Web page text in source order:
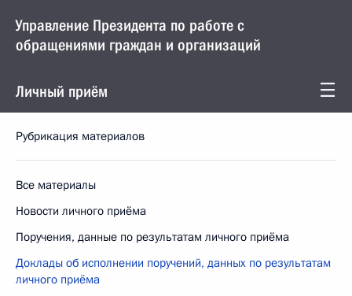
Управление Президента по работе с
обращениями граждан и организаций
Личный приём
Рубрикация материалов
Все материалы
Новости личного приёма
Поручения, данные по результатам личного приёма
Доклады об исполнении поручений, данных по результатам
личного приёма